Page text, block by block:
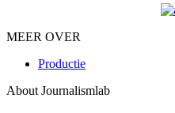
MEER OVER
Productie
About Journalismlab